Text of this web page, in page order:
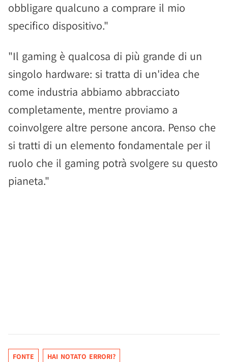
obbligare qualcuno a comprare il mio
specifico dispositivo."
"Il gaming è qualcosa di più grande di un
singolo hardware: si tratta di un'idea che
come industria abbiamo abbracciato
completamente, mentre proviamo a
coinvolgere altre persone ancora. Penso che
si tratti di un elemento fondamentale per il
ruolo che il gaming potrà svolgere su questo
pianeta."
FONTE HAI NOTATO ERRORI?